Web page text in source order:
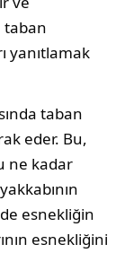
taban
yanıtlamak
taban
eder. Bu,
ne kadar
esnekliğin
esnekliğini